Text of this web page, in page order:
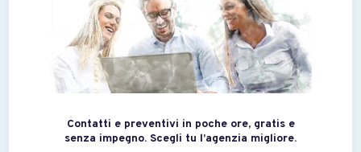
Contatti e preventivi in poche ore, gratis e
senza impegno. Scegli tu l’agenzia migliore.